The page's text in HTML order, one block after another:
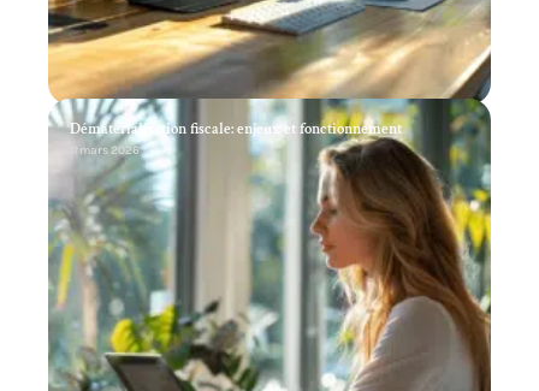
Dématérialisation fiscale: enjeux et fonctionnement
11 mars 2026